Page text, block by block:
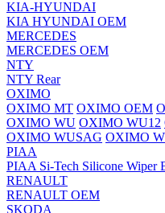
KIA-HYUNDAI
KIA HYUNDAI OEM
MERCEDES
MERCEDES OEM
NTY
NTY Rear
OXIMO
OXIMO MT OXIMO OEM
OXIMO WU OXIMO WU12
OXIMO WUSAG OXIMO
PIAA
PIAA Si-Tech Silicone Wiper
RENAULT
RENAULT OEM
SKODA